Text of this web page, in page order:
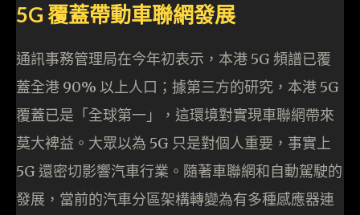
5G 覆蓋帶動車聯網發展
通訊事務管理局在今年初表示，本港 5G 頻譜已覆
蓋全港 90% 以上人口；據第三方的研究，本港 5G
覆蓋已是「全球第一」，這環境對實現車聯網帶來
莫大裨益。大眾以為 5G 只是對個人重要，事實上
5G 還密切影響汽車行業。隨著車聯網和自動駕駛的
發展，當前的汽車分區架構轉變為有多種感應器連